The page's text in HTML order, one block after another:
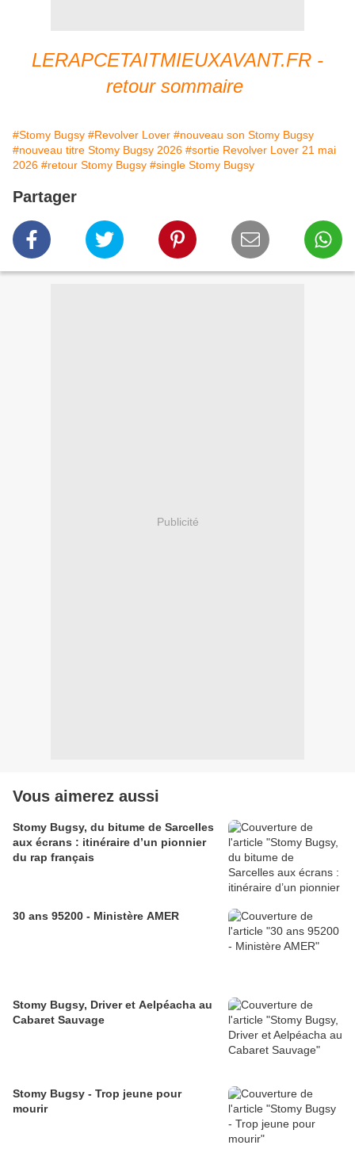
LERAPCETAITMIEUXAVANT.FR -
retour sommaire
#Stomy Bugsy #Revolver Lover #nouveau son Stomy Bugsy
#nouveau titre Stomy Bugsy 2026 #sortie Revolver Lover 21 mai
2026 #retour Stomy Bugsy #single Stomy Bugsy
Partager
Publicité
Vous aimerez aussi
Stomy Bugsy, du bitume de Sarcelles
aux écrans : itinéraire d’un pionnier
du rap français
30 ans 95200 - Ministère AMER
Stomy Bugsy, Driver et Aelpéacha au
Cabaret Sauvage
Stomy Bugsy - Trop jeune pour
mourir